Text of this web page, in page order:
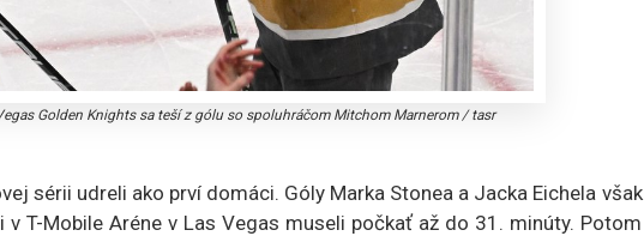
Golden Knights sa teší z gólu so spoluhráčom Mitchom Marnerom/tasr
sérii udreli ako prví domáci. Góly Marka Stonea a Jacka Eichela však
T-Mobile Aréne v Las Vegas museli počkať až do 31. minúty. Potom